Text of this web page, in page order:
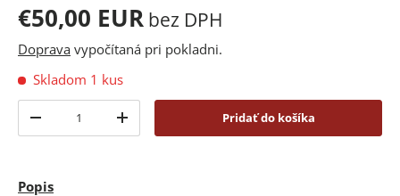
€50,00 EUR bez DPH
Doprava vypočítaná pri pokladni.
Skladom 1 kus
-
+ Pridať do košíka
Popis